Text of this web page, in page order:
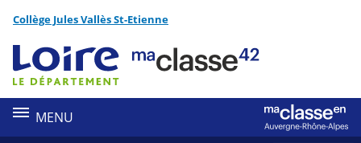
Menu de la rubrique
Contenu
Collège Jules Vallès St-Etienne
MENU